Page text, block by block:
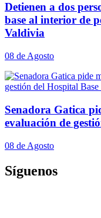
Detienen a dos
base al interior de
Valdivia
08 de Agosto
Senadora Gatica
evaluación de
08 de Agosto
Síguenos